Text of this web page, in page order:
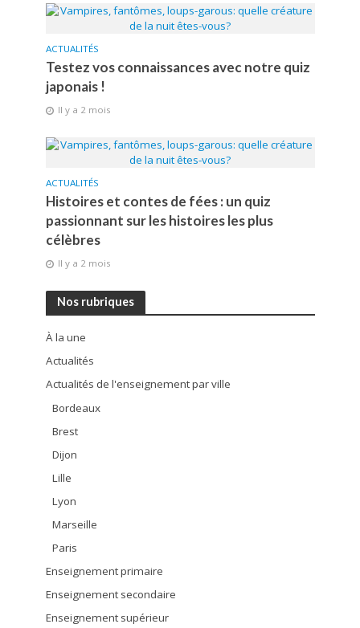
ACTUALITÉS
Testez vos connaissances avec notre quiz
japonais !
Il y a 2 mois
ACTUALITÉS
Histoires et contes de fées : un quiz
passionnant sur les histoires les plus
célèbres
Il y a 2 mois
Nos rubriques
À la une
Actualités
Actualités de l'enseignement par ville
Bordeaux
Brest
Dijon
Lille
Lyon
Marseille
Paris
Enseignement primaire
Enseignement secondaire
Enseignement supérieur